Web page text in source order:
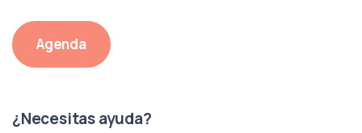
Agenda
¿Necesitas ayuda?